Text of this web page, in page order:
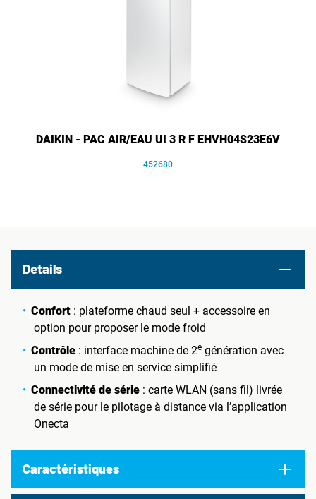
DAIKIN - PAC AIR/EAU UI 3 R F EHVH04S23E6V
452680
Details
Confort : plateforme chaud seul + accessoire en
option pour proposer le mode froid
Contrôle : interface machine de 2e génération avec
un mode de mise en service simplifié
Connectivité de série : carte WLAN (sans fil) livrée
de série pour le pilotage à distance via l’application
Onecta
Caractéristiques